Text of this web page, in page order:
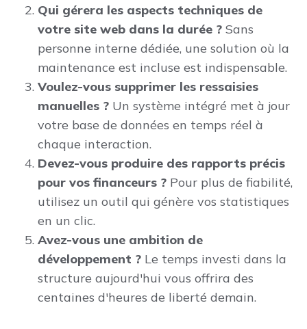
Qui gérera les aspects techniques de
votre site web dans la durée ? Sans
personne interne dédiée, une solution où la
maintenance est incluse est indispensable.
Voulez-vous supprimer les ressaisies
manuelles ? Un système intégré met à jour
votre base de données en temps réel à
chaque interaction.
Devez-vous produire des rapports précis
pour vos financeurs ? Pour plus de fiabilité,
utilisez un outil qui génère vos statistiques
en un clic.
Avez-vous une ambition de
développement ? Le temps investi dans la
structure aujourd'hui vous offrira des
centaines d'heures de liberté demain.